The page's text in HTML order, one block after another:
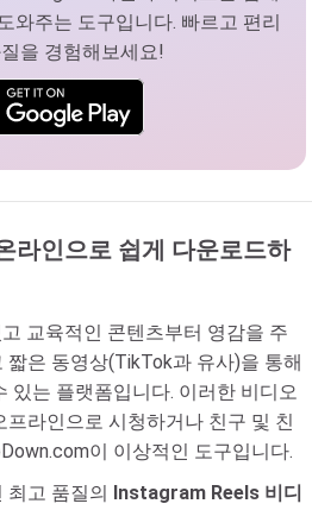
와주는 도구입니다. 빠르고 편리
을 경험해보세요!
라인으로 쉽게 다운로드하
교육적인 콘텐츠부터 영감을 주
은 동영상(TikTok과 유사)을 통해
있는 플랫폼입니다. 이러한 비디오
라인으로 시청하거나 친구 및 친
이 이상적인 도구입니다.
최고 품질의 Instagram Reels 비디